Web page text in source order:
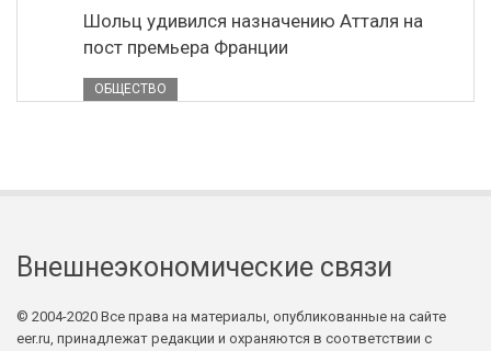
Шольц удивился назначению Атталя на
пост премьера Франции
ОБЩЕСТВО
Внешнеэкономические связи
© 2004-2020 Все права на материалы, опубликованные на сайте
eer.ru, принадлежат редакции и охраняются в соответствии с